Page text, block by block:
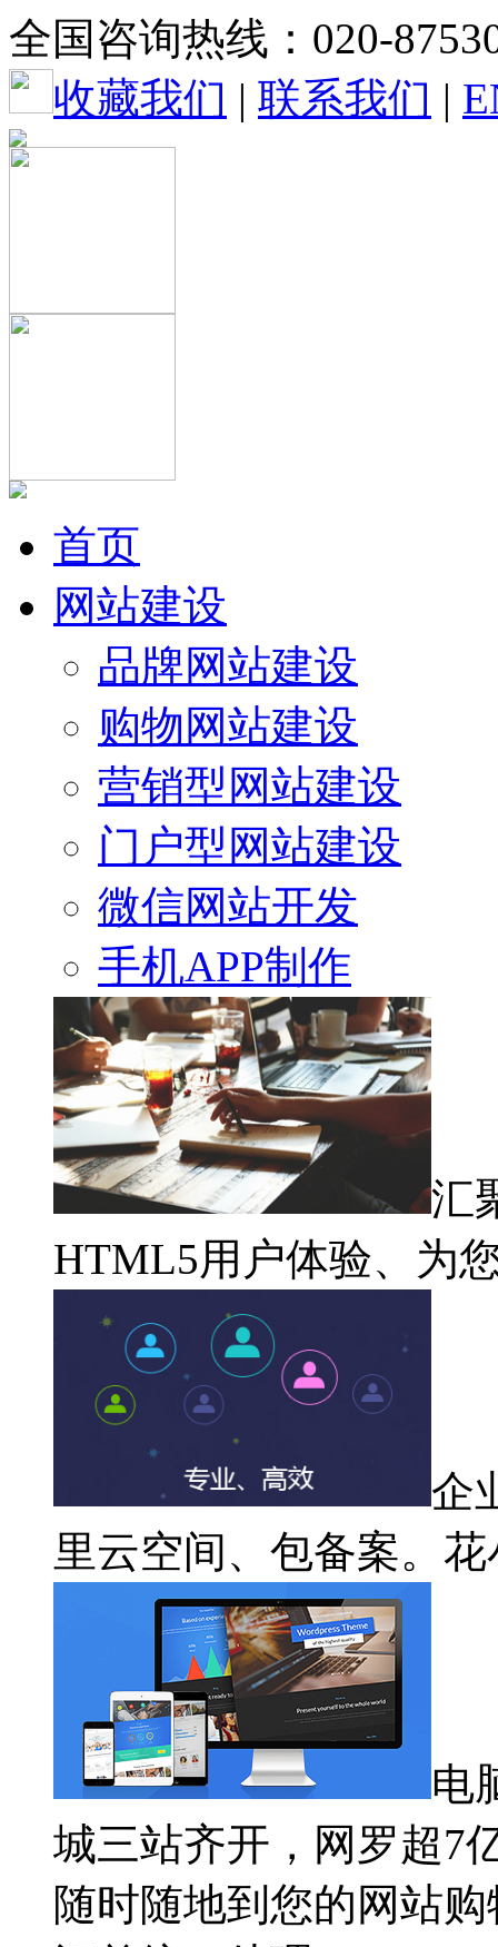
全国咨询热线：020-
收藏我们 | 联系我们 |
首页
网站建设
品牌网站建设
购物网站建设
营销型网站建设
门户型网站建设
微信网站开发
手机APP制作
汇
HTML5用户体验、为
企
里云空间、包备案。
电
城三站齐开，网罗超7
随时随地到您的网站